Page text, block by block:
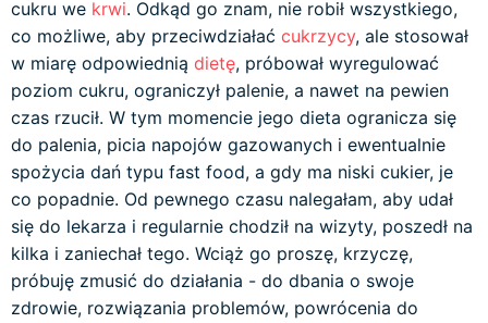
cukru we krwi. Odkąd go znam, nie robił wszystkiego,
co możliwe, aby przeciwdziałać cukrzycy, ale stosował
w miarę odpowiednią dietę, próbował wyregulować
poziom cukru, ograniczył palenie, a nawet na pewien
czas rzucił. W tym momencie jego dieta ogranicza się
do palenia, picia napojów gazowanych i ewentualnie
spożycia dań typu fast food, a gdy ma niski cukier, je
co popadnie. Od pewnego czasu nalegałam, aby udał
się do lekarza i regularnie chodził na wizyty, poszedł na
kilka i zaniechał tego. Wciąż go proszę, krzyczę,
próbuję zmusić do działania - do dbania o swoje
zdrowie, rozwiązania problemów, powrócenia do